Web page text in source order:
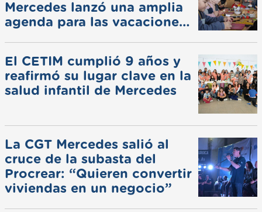
Mercedes lanzó una amplia
agenda para las vacaciones
El CETIM cumplió 9 años y
reafirmó su lugar clave en la
salud infantil de Mercedes
La CGT Mercedes salió al
cruce de la subasta del
Procrear: “Quieren convertir
viviendas en un negocio”